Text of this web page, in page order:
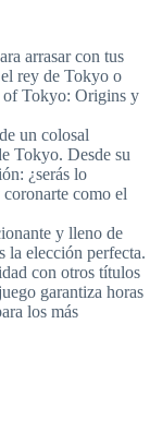
arrasar con tus
rey de Tokyo o
of Tokyo: Origins y
un colosal
Tokyo. Desde su
¿serás lo
como el
y lleno de
la elección perfecta.
con otros títulos
garantiza horas
los más